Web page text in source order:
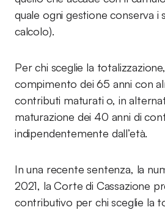
quale ogni gestione conserva i
calcolo).
Per chi sceglie la
compimento dei 65 anni con
contributi maturati o, in
maturazione dei 40 anni di
indipendentemente dall’età.
In una recente sentenza, la
2021, la Corte di Cassazione
contributivo per chi sceglie la